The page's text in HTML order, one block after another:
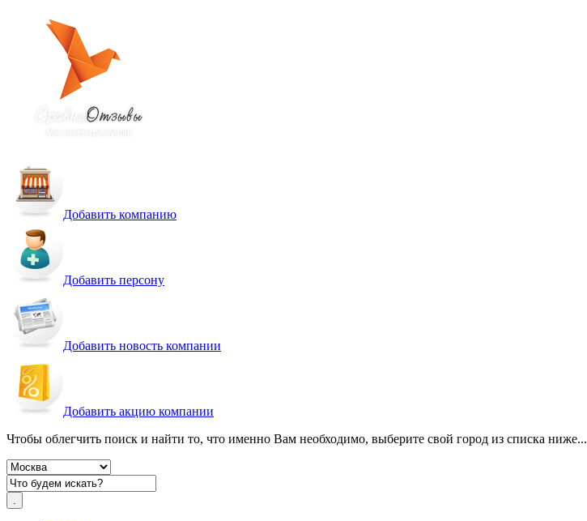
Добавить компанию
Добавить персону
Добавить новость компании
Добавить акцию компании
Чтобы облегчить поиск и найти то, что именно Вам необходимо, выберите свой город из списка ниже...